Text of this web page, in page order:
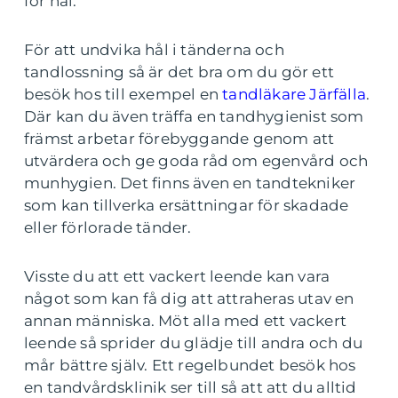
För att undvika hål i tänderna och
tandlossning så är det bra om du gör ett
besök hos till exempel entandläkare Järfälla.
Där kan du även träffa en tandhygienist som
främst arbetar förebyggande genom att
utvärdera och ge goda råd om egenvård och
munhygien. Det finns även en tandtekniker
som kan tillverka ersättningar för skadade
eller förlorade tänder.
Visste du att ett vackert leende kan vara
något som kan få dig att attraheras utav en
annan människa. Möt alla med ett vackert
leende så sprider du glädje till andra och du
mår bättre själv. Ett regelbundet besök hos
en tandvårdsklinik ser till så att att du alltid